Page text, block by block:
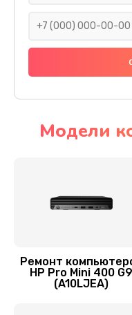
Модели
Ремонт
HP Pro Mini 400 G9
(A10LJEA)